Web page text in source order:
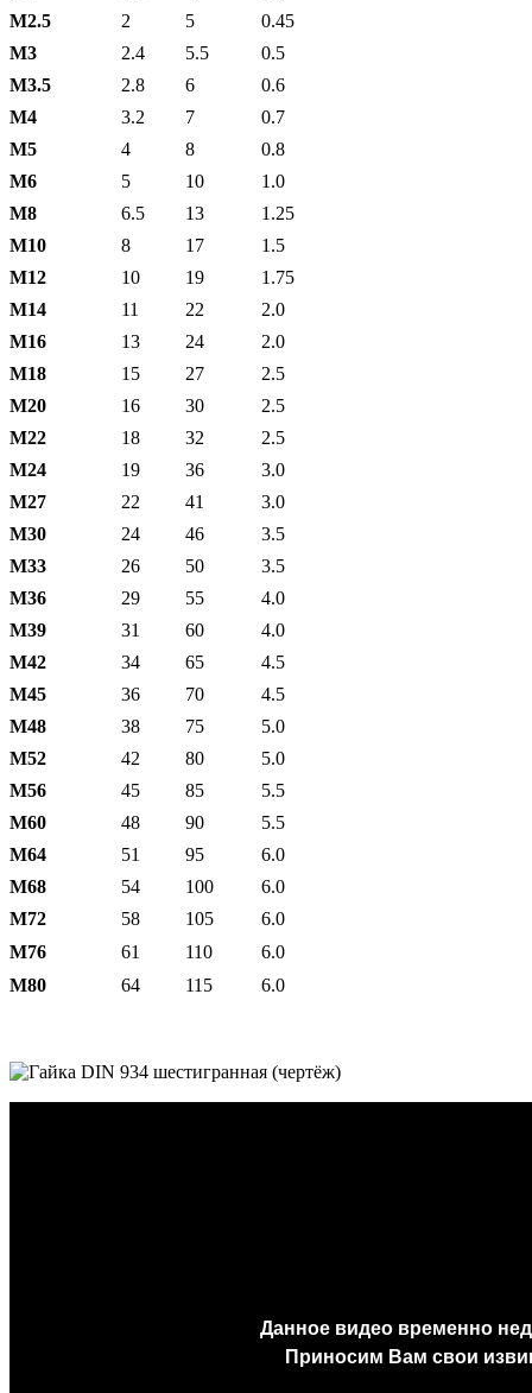
М2.5
2 5
0.45
М3
2.4 5.5
0.5
М3.5
2.8 6
0.6
М4
3.2 7
0.7
М5
4 8
0.8
М6
5 10
1.0
М8
6.5 13
1.25
М10
8 17
1.5
М12
10 19
1.75
М14
11 22
2.0
М16
13 24
2.0
М18
15 27
2.5
М20
16 30
2.5
М22
18 32
2.5
М24
19 36
3.0
М27
22 41
3.0
М30
24 46
3.5
М33
26 50
3.5
М36
29 55
4.0
М39
31 60
4.0
М42
34 65
4.5
М45
36 70
4.5
М48
38 75
5.0
М52
42 80
5.0
М56
45 85
5.5
М60
48 90
5.5
М64
51 95
6.0
М68
54 100
6.0
М72
58 105
6.0
М76
61 110
6.0
М80
64 115 6.0